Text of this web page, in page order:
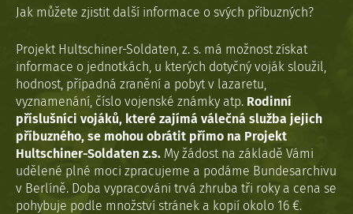
Jak můžete zjistit další informace o svých příbuzných?
Projekt Hultschiner-Soldaten, z. s. má možnost získat
informace o jednotkách, u kterých dotyčný voják sloužil,
hodnost, případná zranění a pobyt v lazaretu,
vyznamenání, číslo vojenské známky atp. Rodinní
příslušníci vojáků, které zajímá válečná služba jejich
příbuzného, se mohou obrátit přímo na Projekt
Hultschiner-Soldaten z.s. My žádost na základě Vámi
udělené plné moci zpracujeme a podáme Bundesarchivu
v Berlíně. Doba vypracováni trvá zhruba tři roky a cena se
pohybuje podle množství stránek a kopií okolo 16 €.